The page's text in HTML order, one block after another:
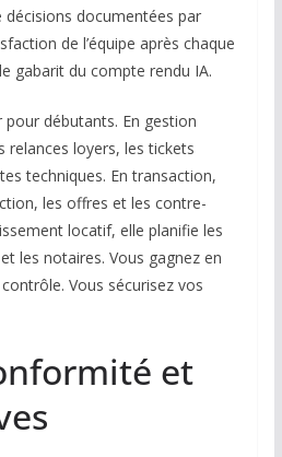
documentées par
de l’équipe après chaque
gabarit du compte rendu IA.
pour débutants. En gestion
relances loyers, les tickets
techniques. En transaction,
les offres et les contre-
locatif, elle planifie les
les notaires. Vous gagnez en
Vous sécurisez vos
et